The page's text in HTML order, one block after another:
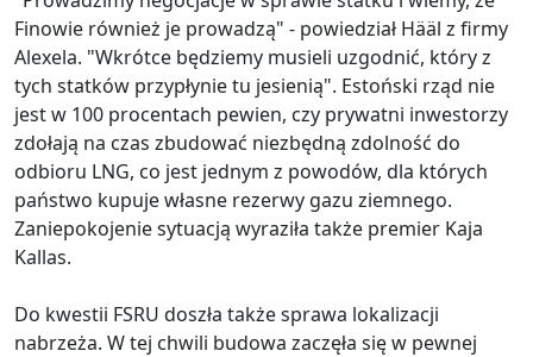
Finowie również je prowadzą" - powiedział Hääl z firmy
Alexela. "Wkrótce będziemy musieli uzgodnić, który z
tych statków przypłynie tu jesienią". Estoński rząd nie
jest w 100 procentach pewien, czy prywatni inwestorzy
zdołają na czas zbudować niezbędną zdolność do
odbioru LNG, co jest jednym z powodów, dla których
państwo kupuje własne rezerwy gazu ziemnego.
Zaniepokojenie sytuacją wyraziła także premier Kaja
Kallas.
Do kwestii FSRU doszła także sprawa lokalizacji
nabrzeża. W tej chwili budowa zaczęła się w pewnej